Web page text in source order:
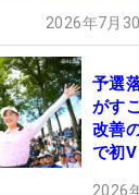
2026年7月
予選
がす
改善
で初V
2026